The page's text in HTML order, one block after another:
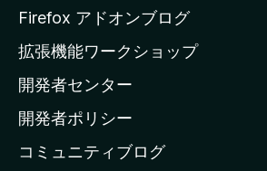
a
ホ
ー
ム
ー
Firefox アドオンブログ
拡張機能ワークショップ
開発者センター
開発者ポリシー
コミュニティブログ